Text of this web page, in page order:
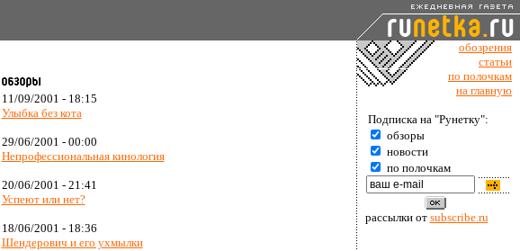
обозрения
статьи
11/09/2001 - 18:15
Улыбка без кота
29/06/2001 - 00:00
Непрофессиональная кинология
20/06/2001 - 21:41
Успеют или нет?
18/06/2001 - 18:36
Шендерович и его ухмылки
по полочкам
на главную
Подписка на "Рунетку":
обзоры
новости
по полочкам
рассылки от subscribe.ru